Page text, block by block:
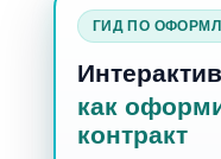
ГИД ПО
как
контракт